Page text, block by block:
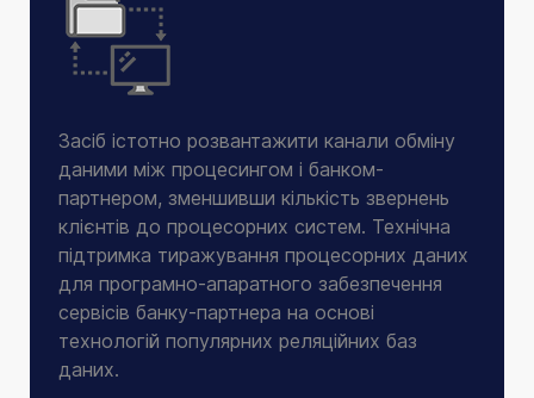
Засіб істотно розвантажити канали обміну
даними між процесингом і банком-
партнером, зменшивши кількість звернень
клієнтів до процесорних систем. Технічна
підтримка тиражування процесорних даних
для програмно-апаратного забезпечення
сервісів банку-партнера на основі
технологій популярних реляційних баз
даних.